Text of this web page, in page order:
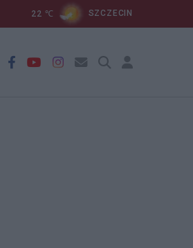
22 ℃ SZCZECIN